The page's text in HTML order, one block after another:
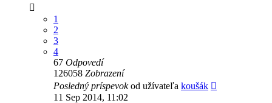
1
2
3
4
67 Odpovedí
126058 Zobrazení
Posledný príspevokod užívateľa koušák
11 Sep 2014, 11:02